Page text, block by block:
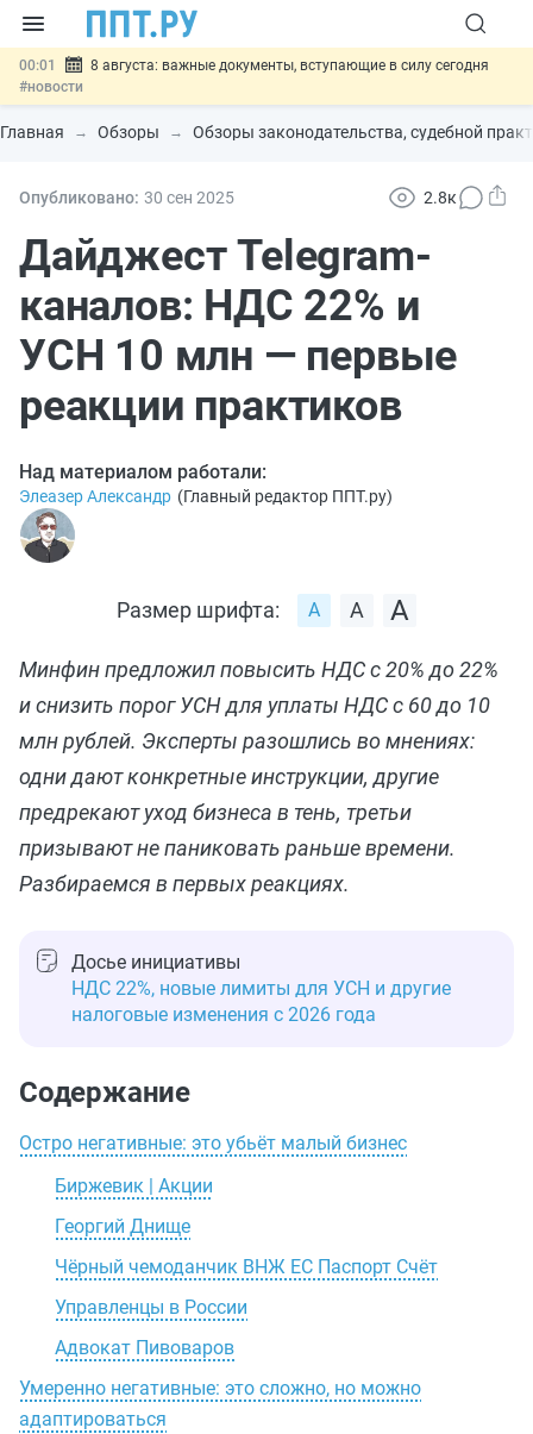
00:01
8 августа: важные документы, вступающие в силу сегодня
#новости
07.08 Подписан закон о блокировке продажи опасных товаров через
«Честный знак»#новости
07.08 Госпошлину за устранение ошибок в документах предлагают
07.08
Важно
Разработают единые критерии трудовых и ГПХ-
отношений
#новости
Главная Обзоры Обзоры законодательства, судебной
Опубликовано: 30 сен 2025 2.8к
Дайджест Telegram-
каналов: НДС 22% и
УСН 10 млн — первые
реакции практиков
Над материалом работали:
Элеазер Александр (Главный редактор ППТ.ру)
Размер шрифта:
Минфин предложил повысить НДС с 20% до 22%
и снизить порог УСН для уплаты НДС с 60 до 10
млн рублей. Эксперты разошлись во мнениях:
одни дают конкретные инструкции, другие
предрекают уход бизнеса в тень, третьи
призывают не паниковать раньше времени.
Разбираемся в первых реакциях.
Досье инициативы
НДС 22%, новые лимиты для УСН и другие
налоговые изменения с 2026 года
Содержание
Остро негативные: это убьёт малый бизнес
Биржевик | Акции
Георгий Днище
Чёрный чемоданчик ВНЖ ЕС Паспорт Счёт
Управленцы в России
Адвокат Пивоваров
Умеренно негативные: это сложно, но можно
адаптироваться